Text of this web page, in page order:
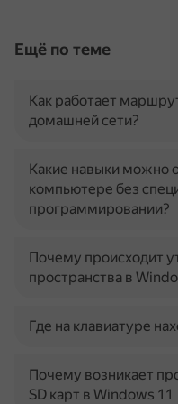
Ещё по теме
Как работает
домашней сети?
Какие навыки можно
компьютере без
программировании?
Почему происходит
пространства в
Где на клавиатуре
Почему возникает
SD карт в Windows 11